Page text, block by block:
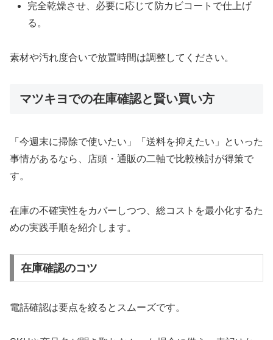
完全乾燥させ、必要に応じて防カビコートで仕上げ
る。
素材や汚れ度合いで放置時間は調整してください。
マツキヨでの在庫確認と賢い買い方
「今週末に掃除で使いたい」「送料を抑えたい」といった
事情があるなら、店頭・通販の二軸で比較検討が得策で
す。
在庫の不確実性をカバーしつつ、総コストを最小化するた
めの実践手順を紹介します。
在庫確認のコツ
電話確認は要点を絞るとスムーズです。